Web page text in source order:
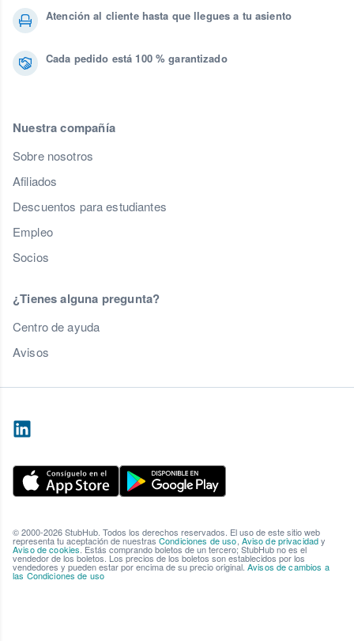
Atención al cliente hasta que llegues a tu asiento
Cada pedido está 100 % garantizado
Nuestra compañía
Sobre nosotros
Afiliados
Descuentos para estudiantes
Empleo
Socios
¿Tienes alguna pregunta?
Centro de ayuda
Avisos
© 2000-2026 StubHub. Todos los derechos reservados. El uso de este sitio web
representa tu aceptación de nuestras Condiciones de uso Aviso de privacidady
Aviso de cookies. Estás comprando boletos de un tercero; StubHub no es el
vendedor de los boletos. Los precios de los boletos son establecidos por los
vendedores y pueden estar por encima de su precio original. Avisos de cambios a
las Condiciones de uso